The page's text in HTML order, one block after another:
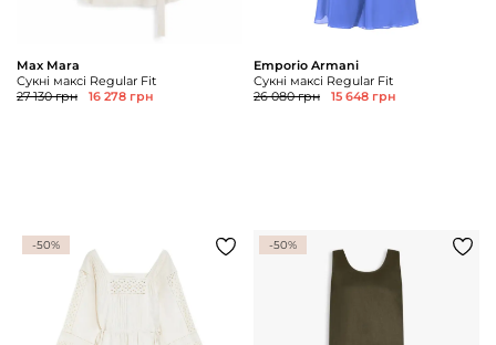
Max Mara
Сукні максі Regular Fit
27 130 грн
16 278 грн
Emporio Armani
Сукні максі Regular Fit
26 080 грн
15 648 грн
-50% -50%